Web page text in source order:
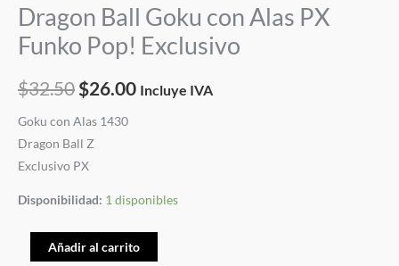
Dragon Ball Goku con Alas PX
Funko Pop! Exclusivo
$32.50 $26.00 Incluye IVA
Goku con Alas 1430
Dragon Ball Z
Exclusivo PX
Disponibilidad: 1 disponibles
Añadir al carrito